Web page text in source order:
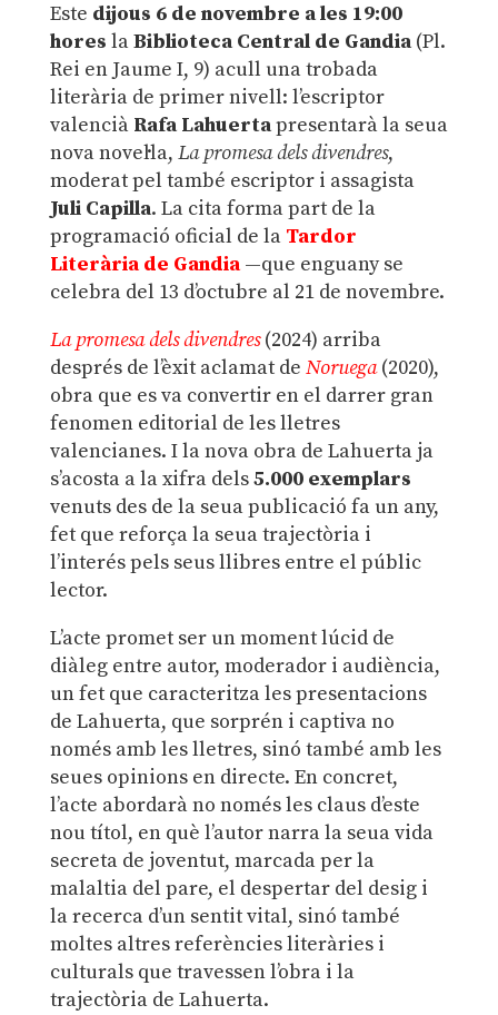
Este dijous 6 de novembre a les 19:00
hores laBiblioteca Central de Gandia(Pl.
Rei en Jaume I, 9) acull una trobada
literària de primer nivell: l’escriptor
valencià Rafa Lahuertapresentarà la seua
nova novel·la, La promesa dels divendres,
moderat pel també escriptor i assagista
Juli Capilla. La cita forma part de la
programació oficial de la Tardor
Literària de Gandia—que enguany se
celebra del 13 d’octubre al 21 de novembre.
La promesa dels divendres(2024) arriba
després de l’èxit aclamat de Noruega(2020),
obra que es va convertir en el darrer gran
fenomen editorial de les lletres
valencianes. I la nova obra de Lahuerta ja
s’acosta a la xifra dels5.000 exemplars
venuts des de la seua publicació fa un any,
fet que reforça la seua trajectòria i
l’interés pels seus llibres entre el públic
lector.
L’acte promet ser un moment lúcid de
diàleg entre autor, moderador i audiència,
un fet que caracteritza les presentacions
de Lahuerta, que sorprén i captiva no
només amb les lletres, sinó també amb les
seues opinions en directe. En concret,
l’acte abordarà no només les claus d’este
nou títol, en què l’autor narra la seua vida
secreta de joventut, marcada per la
malaltia del pare, el despertar del desig i
la recerca d’un sentit vital, sinó també
moltes altres referències literàries i
culturals que travessen l’obra i la
trajectòria de Lahuerta.